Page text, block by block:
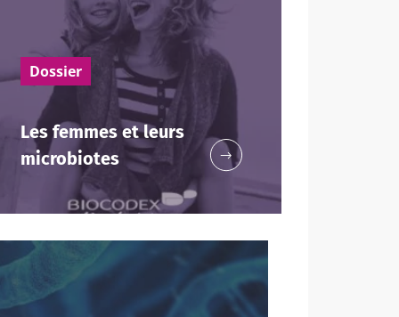
Dossier
Les femmes et leurs
microbiotes